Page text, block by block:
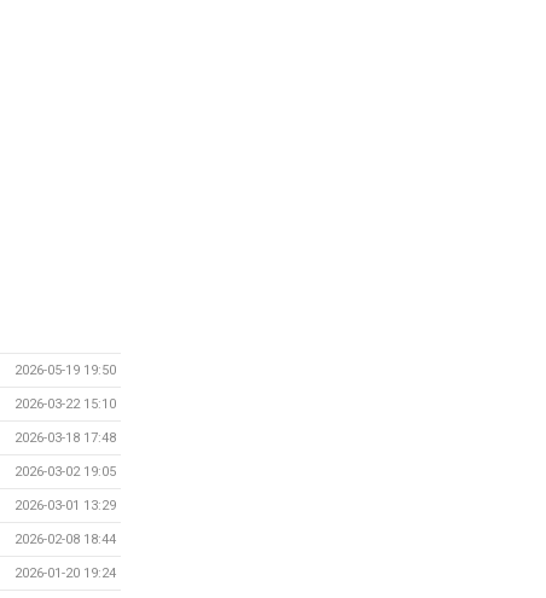
2026-05-19 19:50
2026-03-22 15:10
2026-03-18 17:48
2026-03-02 19:05
2026-03-01 13:29
2026-02-08 18:44
2026-01-20 19:24